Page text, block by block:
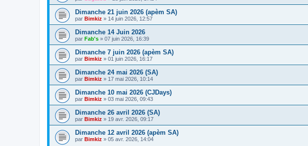
Dimanche 21 juin 2026 (apèm SA)
par Bimkiz » 14 juin 2026, 12:57
Dimanche 14 Juin 2026
par Fab's » 07 juin 2026, 16:39
Dimanche 7 juin 2026 (apèm SA)
par Bimkiz » 01 juin 2026, 16:17
Dimanche 24 mai 2026 (SA)
par Bimkiz » 17 mai 2026, 10:14
Dimanche 10 mai 2026 (CJDays)
par Bimkiz » 03 mai 2026, 09:43
Dimanche 26 avril 2026 (SA)
par Bimkiz » 19 avr. 2026, 09:17
Dimanche 12 avril 2026 (apèm SA)
par Bimkiz » 05 avr. 2026, 14:04